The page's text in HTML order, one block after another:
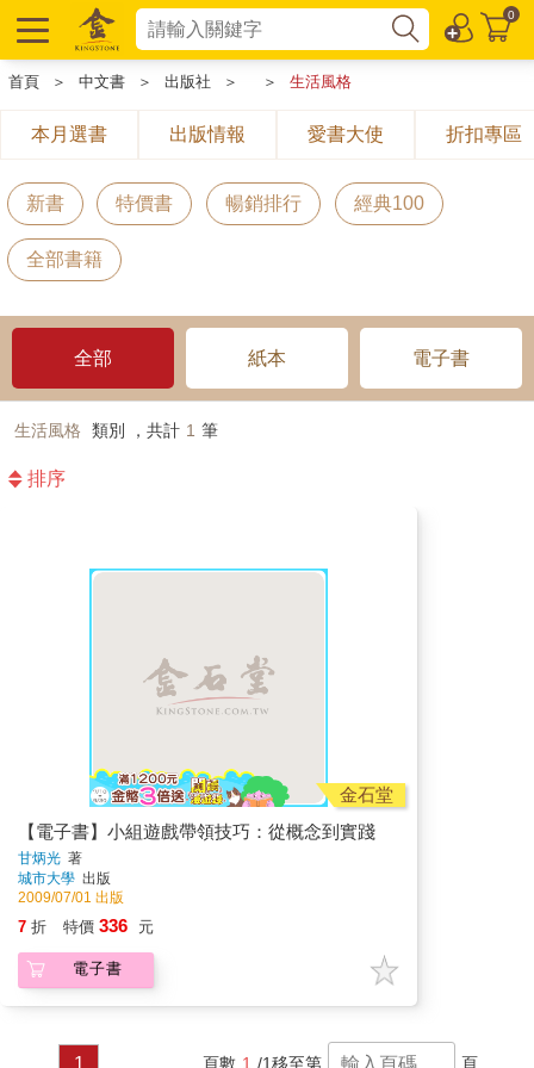
0
首頁 ＞ 中文書 ＞ 出版社 ＞ ＞ 生活風格
本月選書 出版情報 愛書大使 折扣專區
新書 特價書 暢銷排行 經典100
全部書籍
全部 紙本 電子書
生活風格 類別 ，共計 1 筆
排序
金石堂
【電子書】小組遊戲帶領技巧：從概念到實踐
甘炳光 著
城市大學 出版
2009/07/01 出版
7 折 特價 336 元
電子書
1 頁數 1 /1移至第 頁